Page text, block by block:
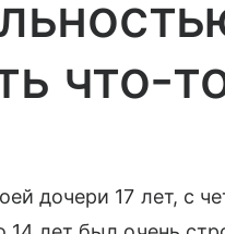
что-
дочери 17 лет, с